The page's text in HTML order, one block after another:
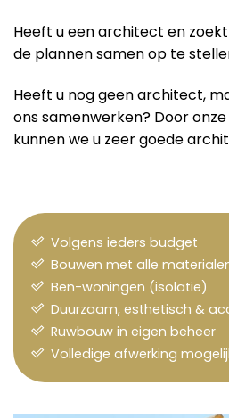
Heeft u een architect en
de plannen samen op te
Heeft u nog geen architect,
ons samenwerken? Door
kunnen we u zeer goede
Volgens ieders budget
Bouwen met alle
Ben-woningen (isolatie)
Duurzaam, esthetisch &
Ruwbouw in eigen beheer
Volledige afwerking